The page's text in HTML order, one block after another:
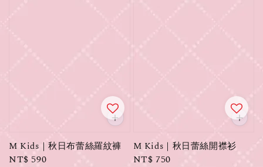
M Kids｜秋日布蕾絲羅紋褲
Regular
NT$ 590
M Kids｜秋日蕾絲開襟衫
Regular
NT$ 750